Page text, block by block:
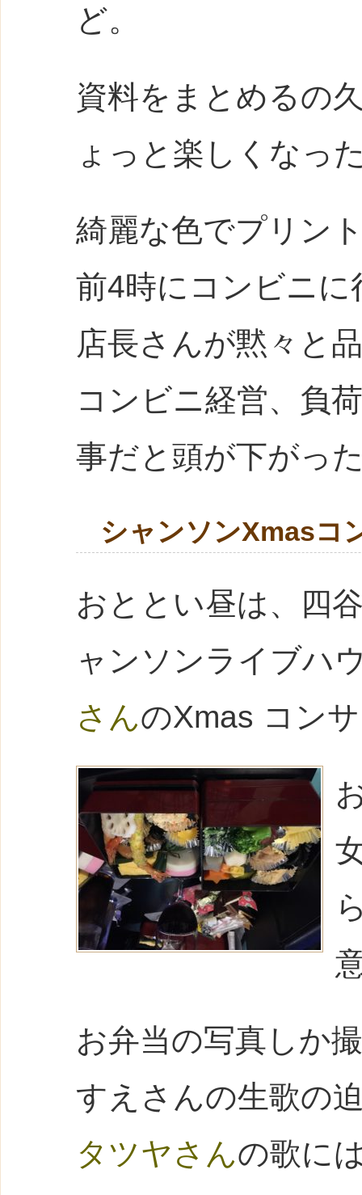
ど。
資料をまとめるの
ょっと楽しくなっ
綺麗な色でプリン
前4時にコンビニ
店長さんが黙々と
コンビニ経営、負
事だと頭が下がっ
シャンソンXmasコ
おととい昼は、四
ャンソンライブハ
さんのXmas コン
お弁当の写真しか
すえさんの生歌の
タツヤさんの歌に